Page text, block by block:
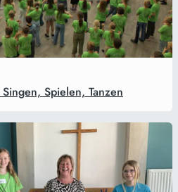
Spielen, Tanzen